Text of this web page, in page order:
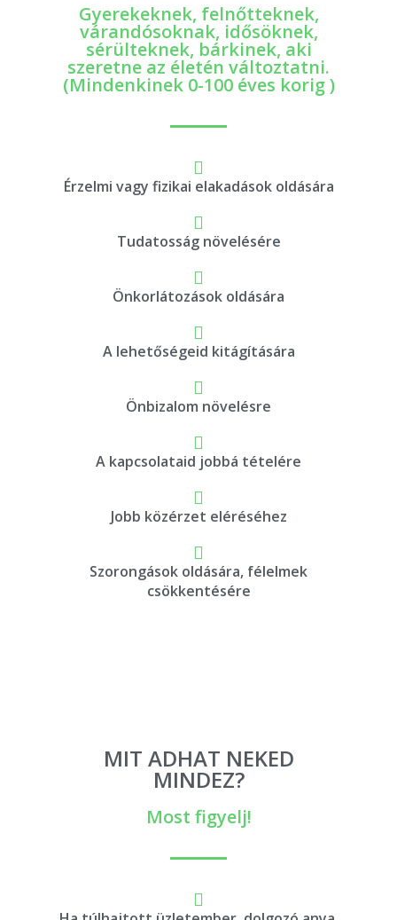
Gyerekeknek, felnőtteknek,
várandósoknak, idősöknek,
sérülteknek, bárkinek, aki
szeretne az életén változtatni.
(Mindenkinek 0-100 éves korig )
Érzelmi vagy fizikai elakadások oldására
Tudatosság növelésére
Önkorlátozások oldására
A lehetőségeid kitágítására
Önbizalom növelésre
A kapcsolataid jobbá tételére
Jobb közérzet eléréséhez
Szorongások oldására, félelmek
csökkentésére
​MIT ADHAT NEKED
MINDEZ?
Most figyelj!